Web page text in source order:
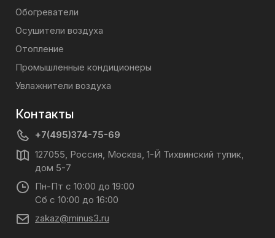
Обогреватели
Осушители воздуха
Отопление
Промышленные кондиционеры
Увлажнители воздуха
Контакты
+7(495)374-75-69
127055, Россия, Москва, 1-Й Тихвинский тупик,
дом 5-7
Пн-Пт с 10:00 до 19:00
Сб с 10:00 до 16:00
zakaz@minus3.ru